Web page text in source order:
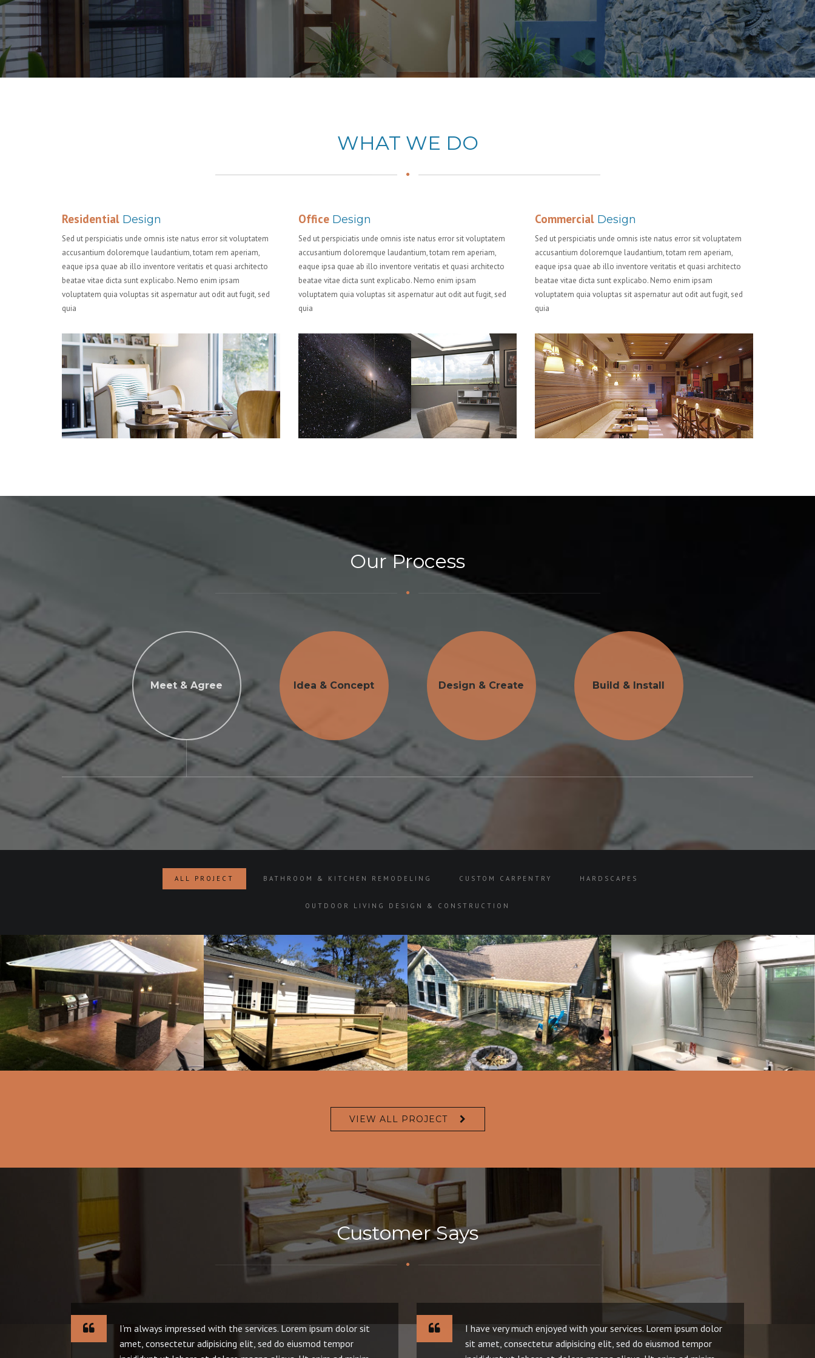
WHAT WE DO
Residential Design
Sed ut perspiciatis unde omnis iste natus error sit voluptatem
accusantium doloremque laudantium, totam rem aperiam,
eaque ipsa quae ab illo inventore veritatis et quasi architecto
beatae vitae dicta sunt explicabo. Nemo enim ipsam
voluptatem quia voluptas sit aspernatur aut odit aut fugit, sed
quia
Office Design
Sed ut perspiciatis unde omnis iste natus error sit voluptatem
accusantium doloremque laudantium, totam rem aperiam,
eaque ipsa quae ab illo inventore veritatis et quasi architecto
beatae vitae dicta sunt explicabo. Nemo enim ipsam
voluptatem quia voluptas sit aspernatur aut odit aut fugit, sed
quia
Commercial Design
Sed ut perspiciatis unde omnis iste natus error sit voluptatem
accusantium doloremque laudantium, totam rem aperiam,
eaque ipsa quae ab illo inventore veritatis et quasi architecto
beatae vitae dicta sunt explicabo. Nemo enim ipsam
voluptatem quia voluptas sit aspernatur aut odit aut fugit, sed
quia
Our Process
Meet & Agree Idea & Concept Design & Create Build & Install
ALL PROJECT BATHROOM & KITCHEN REMODELING CUSTOM CARPENTRY HARDSCAPES
OUTDOOR LIVING DESIGN & CONSTRUCTION
VIEW ALL PROJECT
Customer Says
I’m always impressed with the services. Lorem ipsum dolor sit
amet, consectetur adipisicing elit, sed do eiusmod tempor
I have very much enjoyed with your services. Lorem ipsum dolor
sit amet, consectetur adipisicing elit, sed do eiusmod tempor